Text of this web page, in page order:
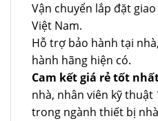
Vận chuyển lắp đặt
Việt Nam.
Hỗ trợ bảo hành tại
hành hãng hiện có.
Cam kết giá rẻ tốt
nhà, nhân viên kỹ thuật
trong ngành thiết bị